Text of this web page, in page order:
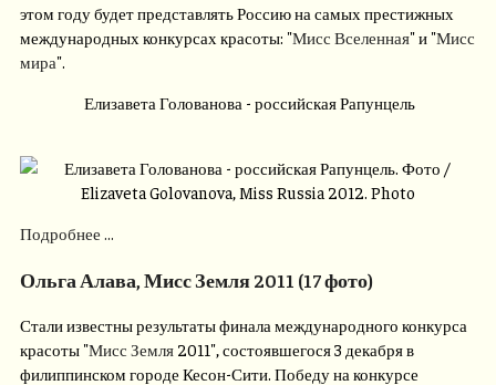
этом году будет представлять Россию на самых престижных
международных конкурсах красоты: "Мисс Вселенная" и "Мисс
мира".
Елизавета Голованова - российская Рапунцель
Подробнее ...
Ольга Алава, Мисс Земля 2011 (17 фото)
Стали известны результаты финала международного конкурса
красоты "Мисс Земля 2011", состоявшегося 3 декабря в
филиппинском городе Кесон-Сити. Победу на конкурсе